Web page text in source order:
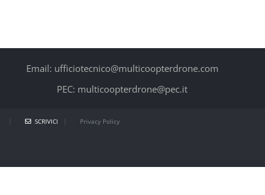
Email: ufficiotecnico@multicoopterdrone.com
PEC: multicoopterdrone@pec.it
| SCRIVICI | Privacy Policy